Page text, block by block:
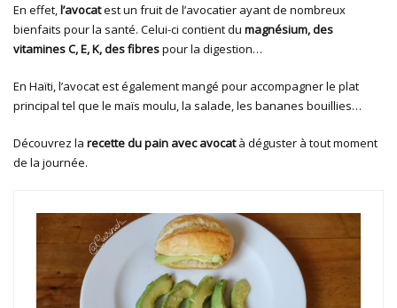
En effet,l’avocatest un fruit de l’avocatier ayant de nombreux
bienfaits pour la santé. Celui-ci contient du magnésium, des
vitamines C, E, K, des fibrespour la digestion…
En Haïti, l’avocat est également mangé pour accompagner le plat
principal tel que le maïs moulu, la salade, les bananes bouillies…
Découvrez la recette du pain avec avocatà déguster à tout moment
de la journée.